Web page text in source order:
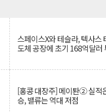
스페이스X와 테슬라, 텍사스
도체 공장에 초기 168억달러
[홍콩 대장주] 메이퇀② 실적
승, 밸류는 역대 저점